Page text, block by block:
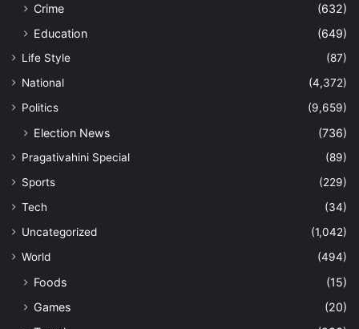
Crime
(632)
Education
(649)
Life Style
(87)
National
(4,372)
Politics
(9,659)
Election News (736)
Pragativahini Special
(89)
Sports
(229)
Tech
(34)
Uncategorized
(1,042)
World
(494)
Foods
(15)
Games
(20)